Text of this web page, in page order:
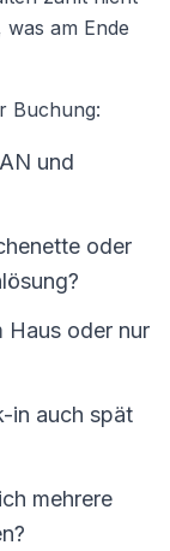
am Ende
Buchung:
und
oder
Haus oder nur
in auch spät
mehrere